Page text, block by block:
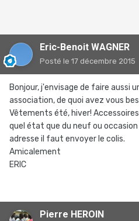
Eric-Benoit WAGNER
Posté le 17 décembre 2015
Bonjour, j'envisage de faire aussi
association, de quoi avez vous
Vêtements été, hiver!
quel état que du neuf ou
adresse il faut envoyer le colis.
Amicalement
ERIC
Pierre HEROIN